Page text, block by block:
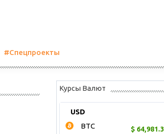
#Спецпроекты
Курсы Валют
USD
$ 64,981.3
BTC